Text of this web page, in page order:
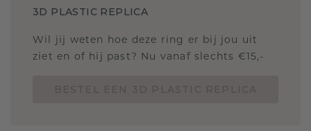
3D PLASTIC REPLICA
Wil jij weten hoe deze ring er bij jou uit
ziet en of hij past? Nu vanaf slechts €15,-